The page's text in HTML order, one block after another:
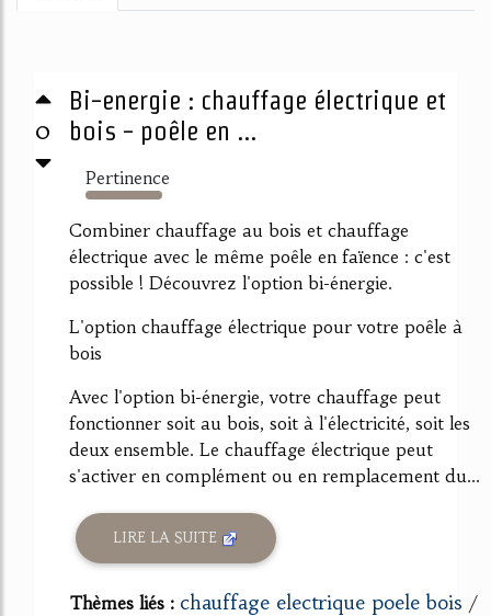
0
Bi-energie : chauffage électrique et
bois - poêle en ...
Pertinence
1025%
Combiner chauffage au bois et chauffage
électrique avec le même poêle en faïence : c'est
possible ! Découvrez l'option bi-énergie.
L'option chauffage électrique pour votre poêle à
bois
Avec l'option bi-énergie, votre chauffage peut
fonctionner soit au bois, soit à l'électricité, soit les
deux ensemble. Le chauffage électrique peut
s'activer en complément ou en remplacement du...
LIRE LA SUITE
Thèmes liés : chauffage electrique poele bois /